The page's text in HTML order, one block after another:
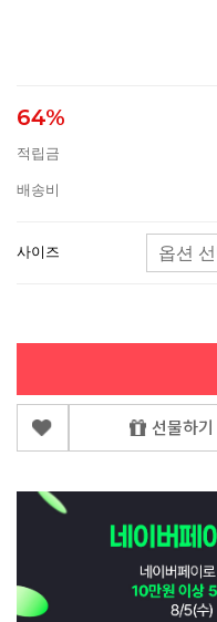
64%
적립금
배송비
사이즈
선물하기